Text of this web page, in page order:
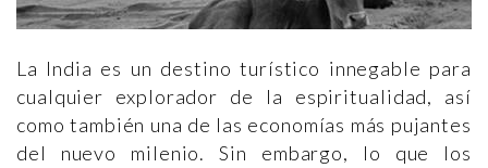
La India es un destino turístico innegable para
cualquier explorador de la espiritualidad, así
como también una de las economías más pujantes
del nuevo milenio. Sin embargo, lo que los